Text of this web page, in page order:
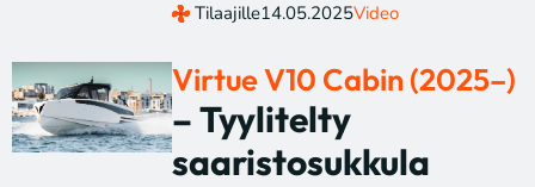
Tilaajille14.05.2025Video
Virtue V10 Cabin (2025–)
– Tyylitelty
saaristosukkula